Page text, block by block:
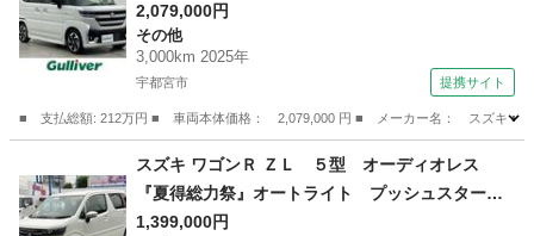
カメラ 衝突軽減 アダプティブクルーズコント
ロール レーンキープアシスト ＨＵＤ シート
ヒーター ビルトインＥＴＣ 前後ドライブレコ
2,079,000円
その他
3,000km 2025年
宇都宮市 提携サイト
■ 支払総額: 212万円 ■ 車両本体価格： 2,079,000 円 ■ メーカー名： スズキ
その他
スズキ ワゴンＲ ＺＬ ５型 オーディオレス
『夏得総力祭』オートライト プッシュスター
ト シートヒーター オートエアコン 禁煙車
1,399,000円